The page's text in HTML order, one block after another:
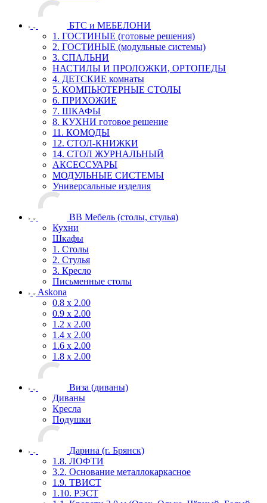
БТС и МЕБЕЛОНИ
1. ГОСТИНЫЕ (готовые решения)
2. ГОСТИНЫЕ (модульные системы)
3. СПАЛЬНИ
НАСТИЛЫ И ПРОЛОЖКИ, ОРТОПЕДЫ
4. ДЕТСКИЕ комнаты
5. КОМПЬЮТЕРНЫЕ СТОЛЫ
6. ПРИХОЖИЕ
7. ШКАФЫ
8. КУХНИ готовое решение
11. КОМОДЫ
12. СТОЛ-КНИЖКИ
14. СТОЛ ЖУРНАЛЬНЫЙ
АКСЕССУАРЫ
МОДУЛЬНЫЕ СИСТЕМЫ
Универсальные изделия
ВВ Мебель (столы, стулья)
Кухни
Шкафы
1. Столы
2. Стулья
3. Кресло
Письменные столы
Askona
0.8 х 2.00
0.9 х 2.00
1.2 х 2.00
1.4 х 2.00
1.6 х 2.00
1.8 х 2.00
Виза (диваны)
Диваны
Кресла
Подушки
Дарина (г. Брянск)
1.8. ЛОФТИ
3.2. Основание металлокаркасное
1.9. ТВИСТ
1.10. РЭСТ